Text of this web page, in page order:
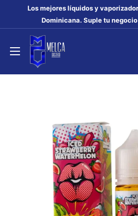
directamente
contenido
Los mejores líquidos y
Dominicana. Suple tu
MELCA
DISTRO